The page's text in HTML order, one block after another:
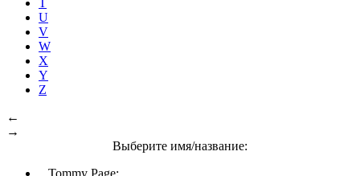
U
V
W
X
Y
Z
←
→
Выберите имя/название:
Tommy Page: